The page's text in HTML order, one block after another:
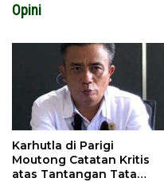
Opini
Karhutla di Parigi
Moutong Catatan Kritis
atas Tantangan Tata